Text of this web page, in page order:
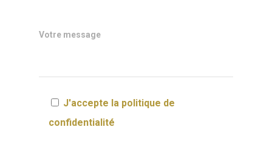
Votre message
J'accepte la politique de
confidentialité